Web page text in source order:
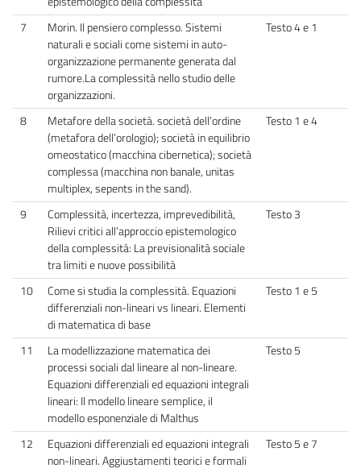
7
Morin. Il pensiero complesso. Sistemi
naturali e sociali come sistemi in auto-
organizzazione permanente generata dal
rumore.La complessità nello studio delle
organizzazioni.
Testo 4 e 1
8
Metafore della società. società dell’ordine
(metafora dell’orologio); società in equilibrio
omeostatico (macchina cibernetica); società
complessa (macchina non banale, unitas
multiplex, sepents in the sand).
Testo 1 e 4
9
Complessità, incertezza, imprevedibilità,
Rilievi critici all’approccio epistemologico
della complessità: La previsionalità sociale
tra limiti e nuove possibilità
Testo 3
10
Come si studia la complessità. Equazioni
differenziali non-lineari vs lineari. Elementi
di matematica di base
Testo 1 e 5
11
La modellizzazione matematica dei
processi sociali dal lineare al non-lineare.
Equazioni differenziali ed equazioni integrali
lineari: Il modello lineare semplice, il
modello esponenziale di Malthus
Testo 5
12
Equazioni differenziali ed equazioni integrali
non-lineari. Aggiustamenti teorici e formali
Testo 5 e 7